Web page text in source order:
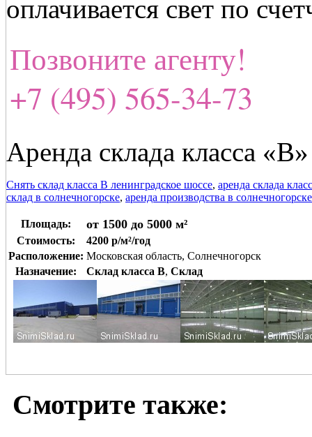
оплачивается свет по
Позвоните агенту!
+7 (495) 565-34-73
Аренда склада класса
Снять склад класса В ленинградское шоссе, аренда склада
склад в солнечногорске, аренда производства в солнечногорске
Площадь: от 1500 до 5000 м²
Стоимость:
4200 р/м²/год
Расположение: Московская область, Солнечногорск
Назначение:
Склад класса B, Склад
Смотрите также: